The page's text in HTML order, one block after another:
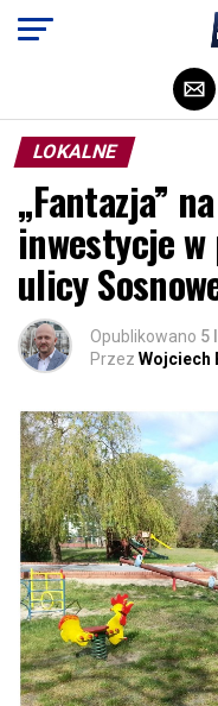
LOKALNE
„Fantazja”
inwestycje
ulicy
Opublikowano 5
Przez Wojciech